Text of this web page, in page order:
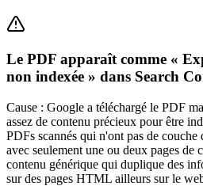
Le PDF apparaît comme «
non indexée » dans Search
Cause : Google a téléchargé le PDF
assez de contenu précieux pour être
PDFs scannés qui n'ont pas de couche
avec seulement une ou deux pages de
contenu générique qui duplique des
sur des pages HTML ailleurs sur le